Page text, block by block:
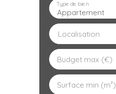
Appartement
Type de bien
Localisation
Budget max (€)
Surface min (m²)